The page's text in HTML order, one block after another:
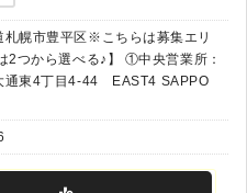
幌市豊平区※こちらは募集エリ
2つから選べる♪】 ①中央営業所：
通東4丁目4-44 EAST4 SAPPO